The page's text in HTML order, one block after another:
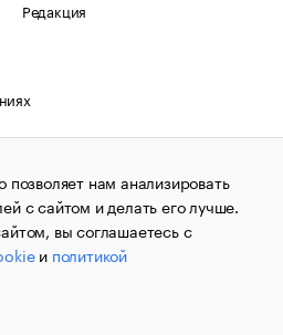
Редакция
О соблюдении авторских прав
1995–2026.Сообщения
агентства «РБК»
службой по надзору в сфере
и массовых
09.12.2015 за номером ИА
пометкой «РБК». Отдельные
информацию,
нам анализировать
с сайтом и делать его лучше.
вы соглашаетесь с
и политикой